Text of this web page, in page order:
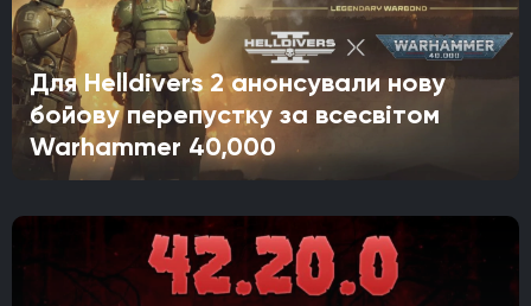
Для Helldivers 2 анонсували нову
бойову перепустку за всесвітом
Warhammer 40,000